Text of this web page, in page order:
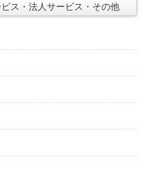
ス・法人サービス・その他